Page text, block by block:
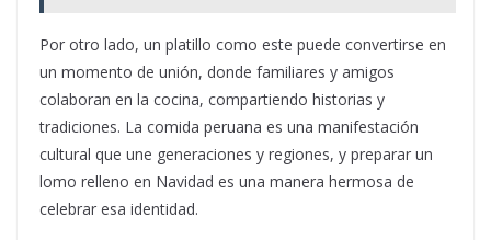
Por otro lado, un platillo como este puede convertirse en
un momento de unión, donde familiares y amigos
colaboran en la cocina, compartiendo historias y
tradiciones. La comida peruana es una manifestación
cultural que une generaciones y regiones, y preparar un
lomo relleno en Navidad es una manera hermosa de
celebrar esa identidad.